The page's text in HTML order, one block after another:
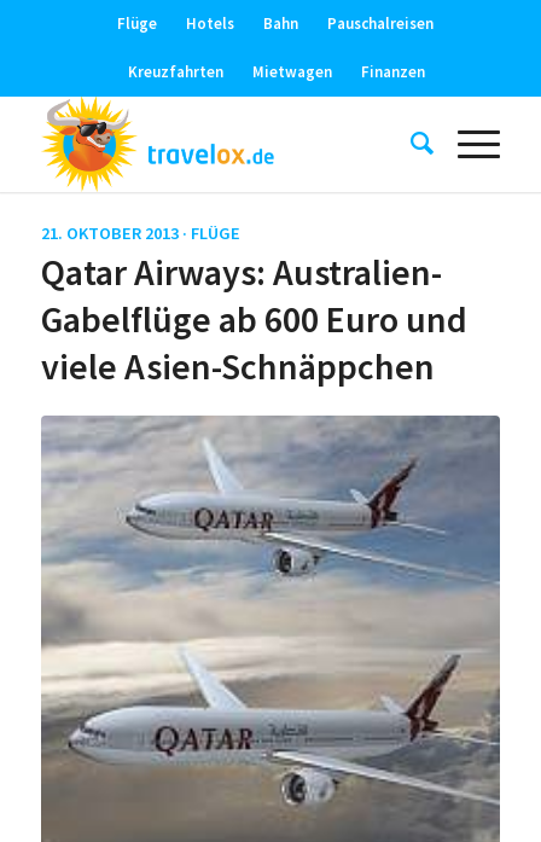
Flüge Hotels Bahn Pauschalreisen
Kreuzfahrten Mietwagen Finanzen
21. OKTOBER 2013 · FLÜGE
Qatar Airways: Australien-
Gabelflüge ab 600 Euro und
viele Asien-Schnäppchen